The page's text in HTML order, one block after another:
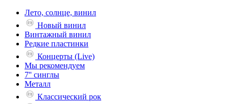
Лето, солнце, винил
Новый винил
Винтажный винил
Редкие пластинки
Концерты (Live)
Мы рекомендуем
7'' синглы
Металл
Классический рок